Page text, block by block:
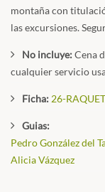
montaña con
las excursiones.
No incluye:Cena
cualquier servicio
Ficha: 26-
Guias:
Pedro González del
Alicia Vázquez